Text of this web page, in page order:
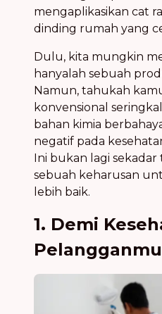
Dulu, kita mungkin
hanyalah sebuah
Namun, tahukah
konvensional
bahan kimia
negatif pada
Ini bukan lagi
sebuah keharusan
lebih baik.
1. Demi
Pelangganmu